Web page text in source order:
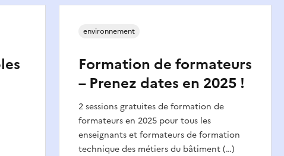
Formation de formateurs
– Prenez dates en 2025 !
2 sessions gratuites de formation de
formateurs en 2025 pour tous les
enseignants et formateurs de formation
technique des métiers du bâtiment (…)
environnement